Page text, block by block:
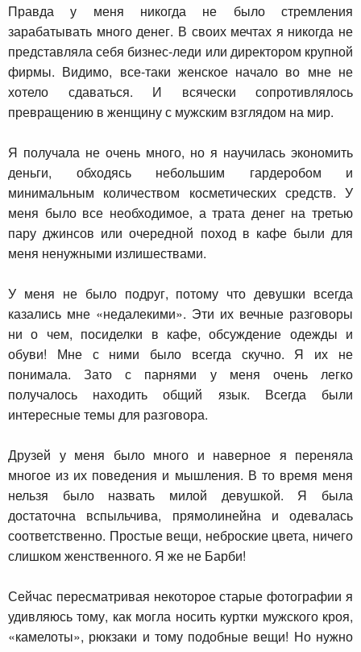
Правда у меня никогда не было стремления
зарабатывать много денег. В своих мечтах я никогда не
представляла себя бизнес-леди или директором крупной
фирмы. Видимо, все-таки женское начало во мне не
хотело сдаваться. И всячески сопротивлялось
превращению в женщину с мужским взглядом на мир.
Я получала не очень много, но я научилась экономить
деньги, обходясь небольшим гардеробом и
минимальным количеством косметических средств. У
меня было все необходимое, а трата денег на третью
пару джинсов или очередной поход в кафе были для
меня ненужными излишествами.
У меня не было подруг, потому что девушки всегда
казались мне «недалекими». Эти их вечные разговоры
ни о чем, посиделки в кафе, обсуждение одежды и
обуви! Мне с ними было всегда скучно. Я их не
понимала. Зато с парнями у меня очень легко
получалось находить общий язык. Всегда были
интересные темы для разговора.
Друзей у меня было много и наверное я переняла
многое из их поведения и мышления. В то время меня
нельзя было назвать милой девушкой. Я была
достаточна вспыльчива, прямолинейна и одевалась
соответственно. Простые вещи, неброские цвета, ничего
слишком женственного. Я же не Барби!
Сейчас пересматривая некоторое старые фотографии я
удивляюсь тому, как могла носить куртки мужского кроя,
«камелоты», рюкзаки и тому подобные вещи! Но нужно